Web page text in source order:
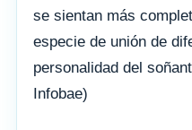
se sientan más
especie de unión de
personalidad del
Infobae)